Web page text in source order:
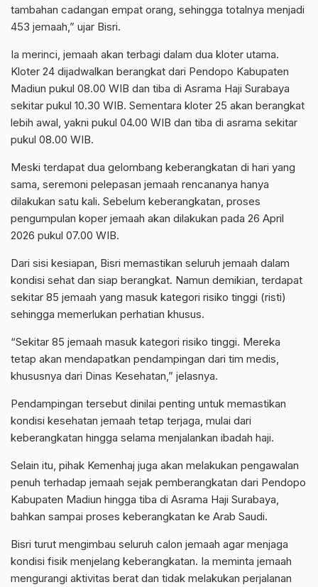
tambahan cadangan empat orang, sehingga totalnya menjadi
453 jemaah,” ujar Bisri.
Ia merinci, jemaah akan terbagi dalam dua kloter utama.
Kloter 24 dijadwalkan berangkat dari Pendopo Kabupaten
Madiun pukul 08.00 WIB dan tiba di Asrama Haji Surabaya
sekitar pukul 10.30 WIB. Sementara kloter 25 akan berangkat
lebih awal, yakni pukul 04.00 WIB dan tiba di asrama sekitar
pukul 08.00 WIB.
Meski terdapat dua gelombang keberangkatan di hari yang
sama, seremoni pelepasan jemaah rencananya hanya
dilakukan satu kali. Sebelum keberangkatan, proses
pengumpulan koper jemaah akan dilakukan pada 26 April
2026 pukul 07.00 WIB.
Dari sisi kesiapan, Bisri memastikan seluruh jemaah dalam
kondisi sehat dan siap berangkat. Namun demikian, terdapat
sekitar 85 jemaah yang masuk kategori risiko tinggi (risti)
sehingga memerlukan perhatian khusus.
“Sekitar 85 jemaah masuk kategori risiko tinggi. Mereka
tetap akan mendapatkan pendampingan dari tim medis,
khususnya dari Dinas Kesehatan,” jelasnya.
Pendampingan tersebut dinilai penting untuk memastikan
kondisi kesehatan jemaah tetap terjaga, mulai dari
keberangkatan hingga selama menjalankan ibadah haji.
Selain itu, pihak Kemenhaj juga akan melakukan pengawalan
penuh terhadap jemaah sejak pemberangkatan dari Pendopo
Kabupaten Madiun hingga tiba di Asrama Haji Surabaya,
bahkan sampai proses keberangkatan ke Arab Saudi.
Bisri turut mengimbau seluruh calon jemaah agar menjaga
kondisi fisik menjelang keberangkatan. Ia meminta jemaah
mengurangi aktivitas berat dan tidak melakukan perjalanan